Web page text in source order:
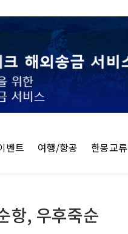
벤트 여행/항공 한몽교류
항, 우후죽순